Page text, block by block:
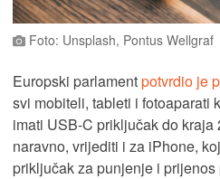
Foto: Unsplash, Pontus Wellgraf
Europski parlamentpotvrdio je
svi mobiteli, tableti i fotoaparati
imati USB-C priključak do kraja
naravno, vrijediti i za iPhone,
priključak za punjenje i prijenos